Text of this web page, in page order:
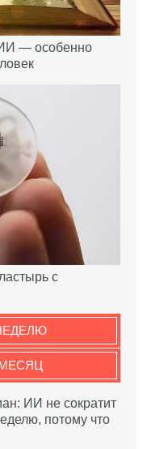
— особенно
с
ИИ не сократит
потому что